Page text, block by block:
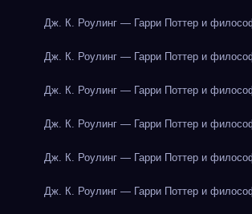
Дж. К. Роулинг — Гарри Поттер и
Дж. К. Роулинг — Гарри Поттер и
Дж. К. Роулинг — Гарри Поттер и
Дж. К. Роулинг — Гарри Поттер и
Дж. К. Роулинг — Гарри Поттер и
Дж. К. Роулинг — Гарри Поттер и